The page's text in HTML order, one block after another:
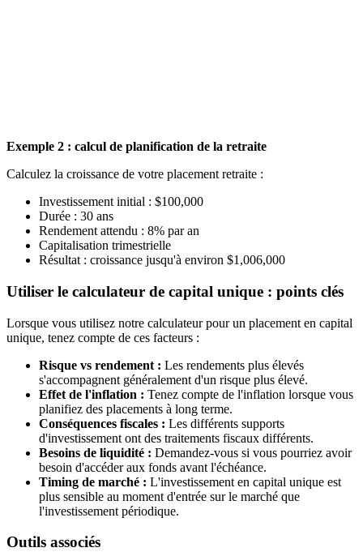
Exemple 2 : calcul de planification de la retraite
Calculez la croissance de votre placement retraite :
Investissement initial : $100,000
Durée : 30 ans
Rendement attendu : 8% par an
Capitalisation trimestrielle
Résultat : croissance jusqu'à environ $1,006,000
Utiliser le calculateur de capital unique : points clés
Lorsque vous utilisez notre calculateur pour un placement en capital
unique, tenez compte de ces facteurs :
Risque vs rendement : Les rendements plus élevés
s'accompagnent généralement d'un risque plus élevé.
Effet de l'inflation : Tenez compte de l'inflation lorsque vous
planifiez des placements à long terme.
Conséquences fiscales : Les différents supports
d'investissement ont des traitements fiscaux différents.
Besoins de liquidité : Demandez-vous si vous pourriez avoir
besoin d'accéder aux fonds avant l'échéance.
Timing de marché : L'investissement en capital unique est
plus sensible au moment d'entrée sur le marché que
l'investissement périodique.
Outils associés